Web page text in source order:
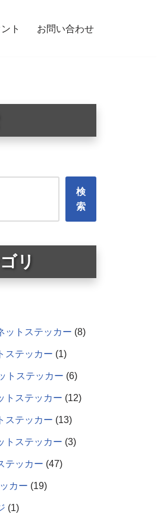
ト お問い合わせ
安全運転メッセージ リアガラス・ボデ
検
索
リ
ットステッカー 8
ステッカー 1
トステッカー 6
トステッカー 12
ステッカー 13
トステッカー 3
テッカー 47
カー 19
1